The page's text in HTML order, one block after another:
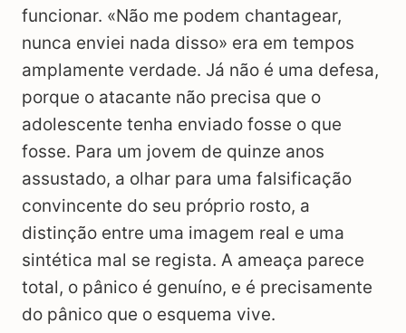
funcionar. «Não me podem chantagear,
nunca enviei nada disso» era em tempos
amplamente verdade. Já não é uma defesa,
porque o atacante não precisa que o
adolescente tenha enviado fosse o que
fosse. Para um jovem de quinze anos
assustado, a olhar para uma falsificação
convincente do seu próprio rosto, a
distinção entre uma imagem real e uma
sintética mal se regista. A ameaça parece
total, o pânico é genuíno, e é precisamente
do pânico que o esquema vive.